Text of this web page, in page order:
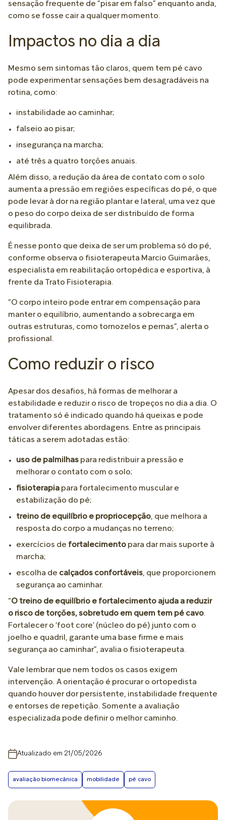
sensação frequente de “pisar em falso” enquanto anda,
como se fosse cair a qualquer momento.
Impactos no dia a dia
Mesmo sem sintomas tão claros, quem tem pé cavo
pode experimentar sensações bem desagradáveis na
rotina, como:
instabilidade ao caminhar;
falseio ao pisar;
insegurança na marcha;
até três a quatro torções anuais.
Além disso, a redução da área de contato com o solo
aumenta a pressão em regiões específicas do pé, o que
pode levar à dor na região plantar e lateral, uma vez que
o peso do corpo deixa de ser distribuído de forma
equilibrada.
É nesse ponto que deixa de ser um problema só do pé,
conforme observa o fisioterapeuta Marcio Guimarães,
especialista em reabilitação ortopédica e esportiva, à
frente da Trato Fisioterapia.
“O corpo inteiro pode entrar em compensação para
manter o equilíbrio, aumentando a sobrecarga em
outras estruturas, como tornozelos e pernas”, alerta o
profissional.
Como reduzir o risco
Apesar dos desafios, há formas de melhorar a
estabilidade e reduzir o risco de tropeços no dia a dia. O
tratamento só é indicado quando há queixas e pode
envolver diferentes abordagens. Entre as principais
táticas a serem adotadas estão:
uso de palmilhas para redistribuir a pressão e
melhorar o contato com o solo;
fisioterapia para fortalecimento muscular e
estabilização do pé;
treino de equilíbrio e propriocepção, que melhora a
resposta do corpo a mudanças no terreno;
exercícios de fortalecimento para dar mais suporte à
marcha;
escolha de calçados confortáveis, que proporcionem
segurança ao caminhar.
“O treino de equilíbrio e fortalecimento ajuda a reduzir
o risco de torções, sobretudo em quem tem pé cavo.
Fortalecer o ‘foot core’ (núcleo do pé) junto com o
joelho e quadril, garante uma base firme e mais
segurança ao caminhar”, avalia o fisioterapeuta.
Vale lembrar que nem todos os casos exigem
intervenção. A orientação é procurar o ortopedista
quando houver dor persistente, instabilidade frequente
e entorses de repetição. Somente a avaliação
especializada pode definir o melhor caminho.
Atualizado em 21/05/2026
avaliação biomecânica mobilidade pé cavo